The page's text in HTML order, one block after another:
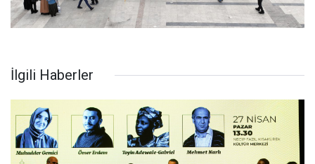
İlgili Haberler